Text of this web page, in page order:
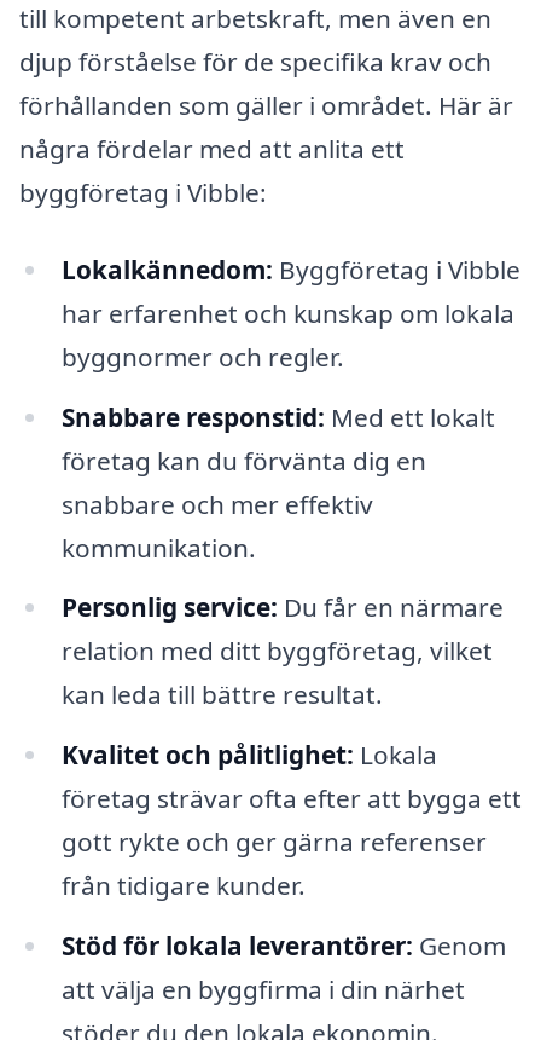
till kompetent arbetskraft, men även en
djup förståelse för de specifika krav och
förhållanden som gäller i området. Här är
några fördelar med att anlita ett
byggföretag i Vibble:
Lokalkännedom: Byggföretag i Vibble
har erfarenhet och kunskap om lokala
byggnormer och regler.
Snabbare responstid: Med ett lokalt
företag kan du förvänta dig en
snabbare och mer effektiv
kommunikation.
Personlig service: Du får en närmare
relation med ditt byggföretag, vilket
kan leda till bättre resultat.
Kvalitet och pålitlighet: Lokala
företag strävar ofta efter att bygga ett
gott rykte och ger gärna referenser
från tidigare kunder.
Stöd för lokala leverantörer: Genom
att välja en byggfirma i din närhet
stöder du den lokala ekonomin.